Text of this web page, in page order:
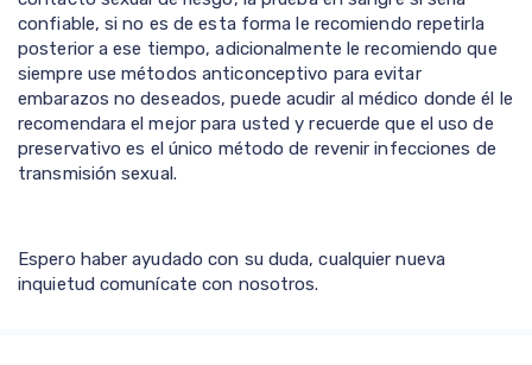
confiable, si no es de esta forma le recomiendo repetirla
posterior a ese tiempo, adicionalmente le recomiendo que
siempre use métodos anticonceptivo para evitar
embarazos no deseados, puede acudir al médico donde él le
recomendara el mejor para usted y recuerde que el uso de
preservativo es el único método de revenir infecciones de
transmisión sexual.
Espero haber ayudado con su duda, cualquier nueva
inquietud comunícate con nosotros.